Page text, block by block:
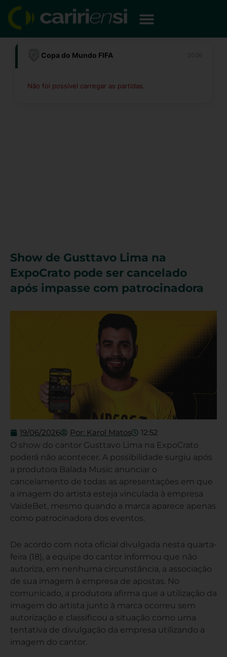
para
conteúdo
Copa do Mundo FIFA
Não foi possível carregar as partidas.
Show de Gusttavo Lima na
ExpoCrato pode ser cancelado
após impasse com patrocinadora
19/06/2026 Por: Karol Matos 12:52
O show do cantor Gusttavo Lima na ExpoCrato
poderá não acontecer. A possibilidade surgiu após
a produtora Balada Music anunciar o
cancelamento de todas as apresentações em que
a imagem do artista esteja vinculada à empresa
VaideBet, mesmo quando a marca aparece apenas
como patrocinadora dos eventos.
De acordo com nota oficial divulgada nesta quarta-
feira (18), a equipe do cantor informou que não
autoriza, em nenhuma circunstância, a associação
de sua imagem à empresa de apostas. No
comunicado, a produtora afirma que a utilização da
imagem do artista junto à marca ocorreu sem
autorização e classificou a situação como uma
tentativa de divulgação da empresa utilizando a
imagem do cantor.